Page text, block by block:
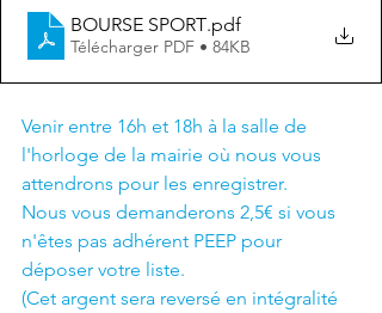
BOURSE SPORT.pdf
Télécharger PDF • 84KB
Venir entre 16h et 18h à la salle de
l'horloge de la mairie où nous vous
attendrons pour les enregistrer.
Nous vous demanderons 2,5€ si vous
n'êtes pas adhérent PEEP pour
déposer votre liste.
(Cet argent sera reversé en intégralité